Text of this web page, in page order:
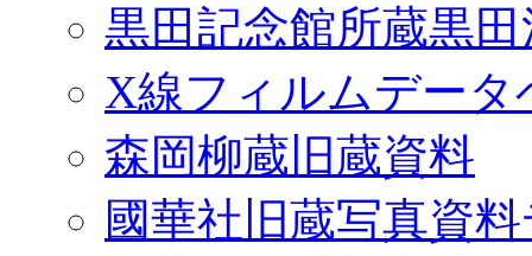
黒田記念館所蔵黒
X線フィルムデータ
森岡柳蔵旧蔵資料
國華社旧蔵写真資